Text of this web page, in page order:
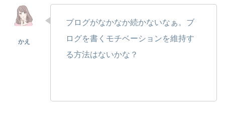
ブログがなかなか続かないなぁ。ブ
ログを書くモチベーションを維持す
る方法はないかな？